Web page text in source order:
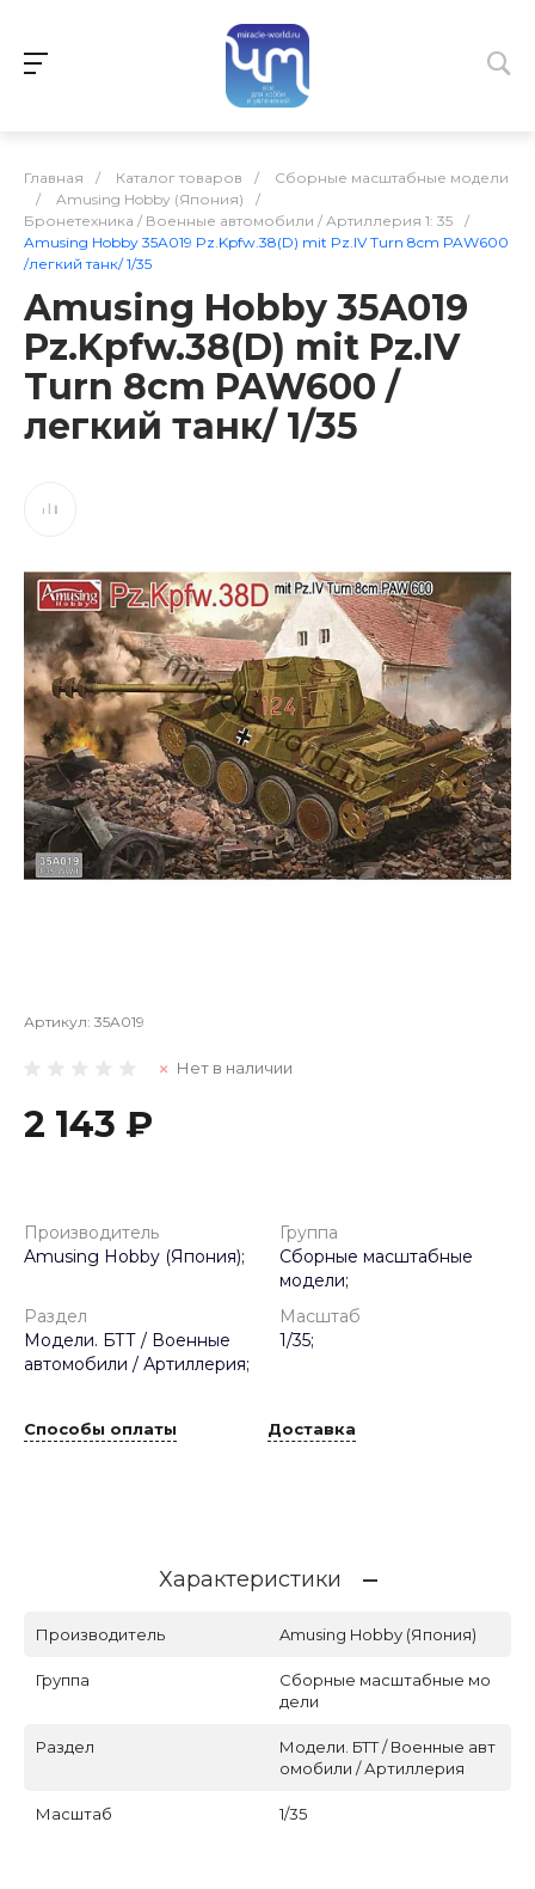
Главная / Каталог товаров /
Сборные масштабные модели
/
Amusing Hobby (Япония)
/
Бронетехника / Военные автомобили / Артиллерия 1: 35
/
Amusing Hobby 35A019 Pz.Kpfw.38(D) mit Pz.IV Turn 8cm PAW600
/легкий танк/ 1/35
Amusing Hobby 35A019
Pz.Kpfw.38(D) mit Pz.IV
Turn 8cm PAW600 /
легкий танк/ 1/35
Артикул: 35A019
Нет в наличии
2 143 ₽
Производитель
Amusing Hobby (Япония);
Группа
Сборные масштабные
модели;
Раздел
Модели. БТТ / Военные
автомобили / Артиллерия;
Масштаб
1/35;
Способы оплаты Доставка
Характеристики
Производитель Amusing Hobby (Япония)
Группа
Сборные масштабные мо
дели
Раздел
Модели. БТТ / Военные авт
омобили / Артиллерия
Масштаб 1/35